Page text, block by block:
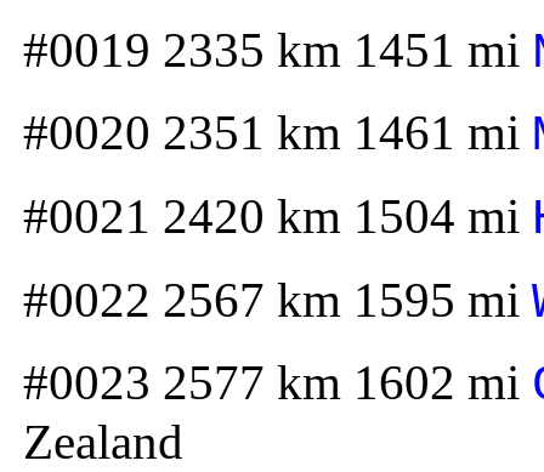
#0019 2335 km 1451 mi
#0020 2351 km 1461 mi
#0021 2420 km 1504 mi
#0022 2567 km 1595 mi
#0023 2577 km 1602 mi
Zealand